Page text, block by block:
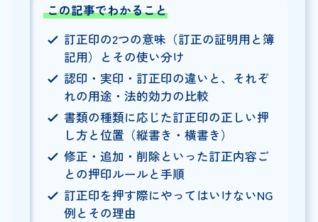
この記事でわかること
訂正印の2つの意味（訂正の証明用と簿
記用）とその使い分け
認印・実印・訂正印の違いと、それぞ
れの用途・法的効力の比較
書類の種類に応じた訂正印の正しい押
し方と位置（縦書き・横書き）
修正・追加・削除といった訂正内容ご
との押印ルールと手順
訂正印を押す際にやってはいけないNG
例とその理由